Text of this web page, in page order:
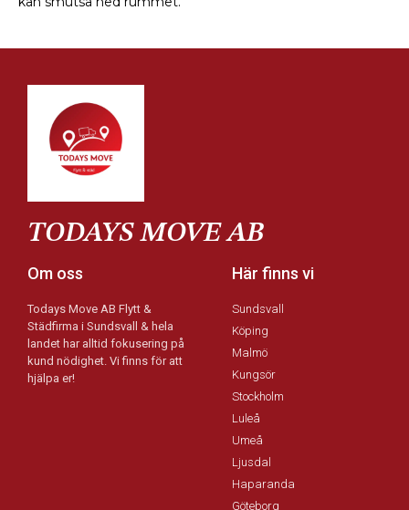
TODAYS MOVE AB
Om oss
Todays Move AB Flytt &
Städfirma i Sundsvall & hela
landet har alltid fokusering på
kund nödighet. Vi finns för att
hjälpa er!
Här finns vi
Sundsvall
Köping
Malmö
Kungsör
Stockholm
Luleå
Umeå
Ljusdal
Haparanda
Göteborg